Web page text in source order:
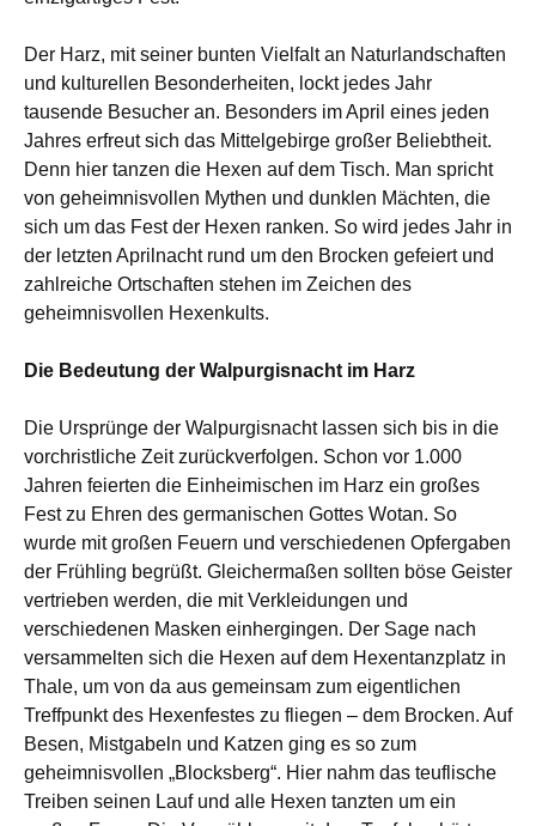
Der Harz, mit seiner bunten Vielfalt an Naturlandschaften
und kulturellen Besonderheiten, lockt jedes Jahr
tausende Besucher an. Besonders im April eines jeden
Jahres erfreut sich das Mittelgebirge großer Beliebtheit.
Denn hier tanzen die Hexen auf dem Tisch. Man spricht
von geheimnisvollen Mythen und dunklen Mächten, die
sich um das Fest der Hexen ranken. So wird jedes Jahr in
der letzten Aprilnacht rund um den Brocken gefeiert und
zahlreiche Ortschaften stehen im Zeichen des
geheimnisvollen Hexenkults.
Die Bedeutung der Walpurgisnacht im Harz
Die Ursprünge der Walpurgisnacht lassen sich bis in die
vorchristliche Zeit zurückverfolgen. Schon vor 1.000
Jahren feierten die Einheimischen im Harz ein großes
Fest zu Ehren des germanischen Gottes Wotan. So
wurde mit großen Feuern und verschiedenen Opfergaben
der Frühling begrüßt. Gleichermaßen sollten böse Geister
vertrieben werden, die mit Verkleidungen und
verschiedenen Masken einhergingen. Der Sage nach
versammelten sich die Hexen auf dem Hexentanzplatz in
Thale, um von da aus gemeinsam zum eigentlichen
Treffpunkt des Hexenfestes zu fliegen – dem Brocken. Auf
Besen, Mistgabeln und Katzen ging es so zum
geheimnisvollen „Blocksberg“. Hier nahm das teuflische
Treiben seinen Lauf und alle Hexen tanzten um ein